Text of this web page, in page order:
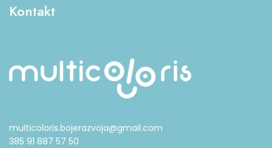
Kontakt
multicoloris.bojerazvoja@gmail.com
385 91 887 57 50